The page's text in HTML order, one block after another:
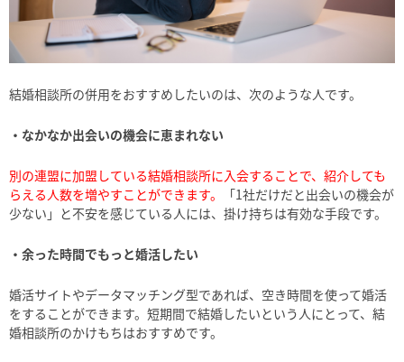
結婚相談所の併用をおすすめしたいのは、次のような人です。
・なかなか出会いの機会に恵まれない
別の連盟に加盟している結婚相談所に入会することで、紹介しても
らえる人数を増やすことができます。
「1社だけだと出会いの機会が
少ない」と不安を感じている人には、掛け持ちは有効な手段です。
・余った時間でもっと婚活したい
婚活サイトやデータマッチング型であれば、空き時間を使って婚活
をすることができます。短期間で結婚したいという人にとって、結
婚相談所のかけもちはおすすめです。